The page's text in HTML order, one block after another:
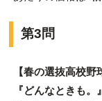
第3問
【春の選抜高校
『どんなときも